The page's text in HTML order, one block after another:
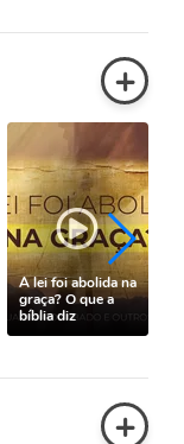
+
A lei foi abolida na
graça? O que a
bíblia diz
+